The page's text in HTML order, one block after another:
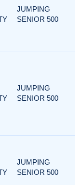
JUMPING
SENIOR 500
JUMPING
SENIOR 500
JUMPING
SENIOR 500